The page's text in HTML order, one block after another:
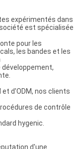
expérimentés dans
est spécialisée
pour les
les bandes et les
et d'ODM, nos clients
de contrôle
hygenic.
d'une